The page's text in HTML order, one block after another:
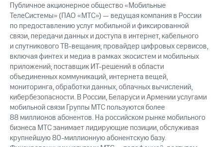
Публичное акционерное общество «Мобильные
ТелеСистемы» (ПАО «МТС») — ведущая компания в России
по предоставлению услуг мобильной и фиксированной
связи, передачи данных и доступа в интернет, кабельного
и спутникового ТВ-вещания; провайдер цифровых сервисов,
включая финтех и медиа в рамках экосистем и мобильных
приложений; поставщик ИТ-решений в области
объединенных коммуникаций, интернета вещей,
мониторинга, обработки данных, облачных вычислений,
кибербезопасности. В России, Беларуси и Армении услугами
мобильной связи Группы МТС пользуются более
88 миллионов абонентов. На российском рынке мобильного
бизнеса МТС занимает лидирующие позиции, обслуживая
крупнейшую 80-миллионную абонентскую базу.